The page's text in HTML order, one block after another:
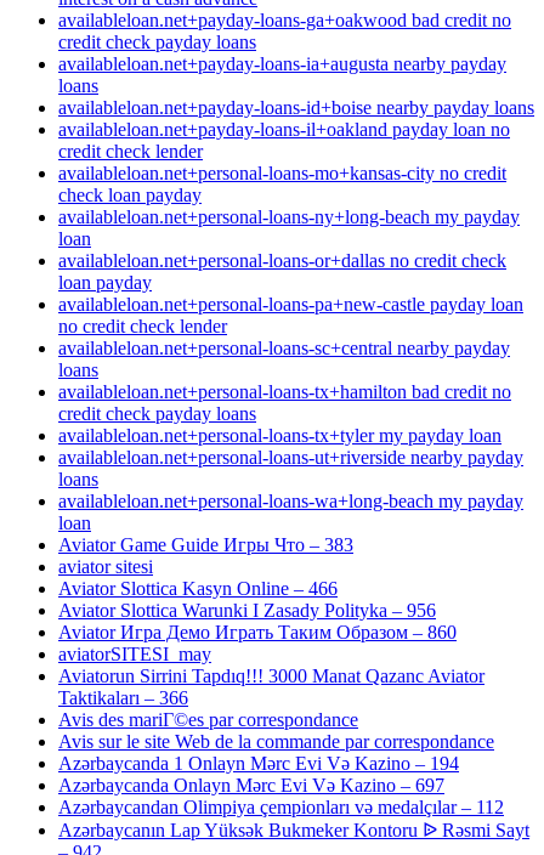
availableloan.net+payday-loans-ga+oakwood bad credit no
credit check payday loans
availableloan.net+payday-loans-ia+augusta nearby payday
loans
availableloan.net+payday-loans-id+boise nearby payday loans
availableloan.net+payday-loans-il+oakland payday loan no
credit check lender
availableloan.net+personal-loans-mo+kansas-city no credit
check loan payday
availableloan.net+personal-loans-ny+long-beach my payday
loan
availableloan.net+personal-loans-or+dallas no credit check
loan payday
availableloan.net+personal-loans-pa+new-castle payday loan
no credit check lender
availableloan.net+personal-loans-sc+central nearby payday
loans
availableloan.net+personal-loans-tx+hamilton bad credit no
credit check payday loans
availableloan.net+personal-loans-tx+tyler my payday loan
availableloan.net+personal-loans-ut+riverside nearby payday
loans
availableloan.net+personal-loans-wa+long-beach my payday
loan
Aviator Game Guide Игры Что – 383
aviator sitesi
Aviator Slottica Kasyn Online – 466
Aviator Slottica Warunki I Zasady Polityka – 956
Aviator Игра Демо Играть Таким Образом – 860
aviatorSITESI_may
Aviatorun Sirrini Tapdıq!!! 3000 Manat Qazanc Aviator
Taktikaları – 366
Avis des mariГ©es par correspondance
Avis sur le site Web de la commande par correspondance
Azərbaycanda 1 Onlayn Mərc Evi Və Kazino – 194
Azərbaycanda Onlayn Mərc Evi Və Kazino – 697
Azərbaycandan Olimpiya çempionları və medalçılar – 112
Azərbaycanın Lap Yüksək Bukmeker Kontoru ᐉ Rəsmi Sayt